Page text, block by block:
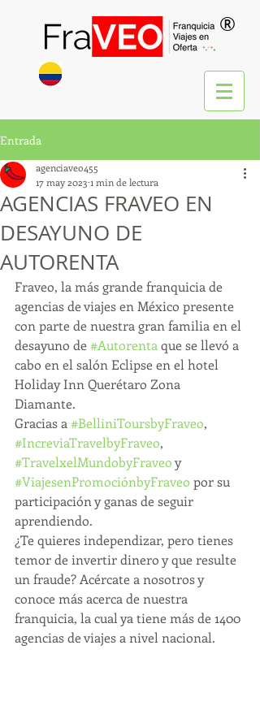
®
Entrada
AGENCIAS FRAVEO EN
DESAYUNO DE
AUTORENTA
agenciaveo455
17 may 2023 1 min de lectura
Fraveo, la más grande franquicia de
agencias de viajes en México presente
con parte de nuestra gran familia en el
desayuno de #Autorenta que se llevó a
cabo en el salón Eclipse en el hotel
Holiday Inn Querétaro Zona
Diamante.
Gracias a #BelliniToursbyFraveo,
#IncreviaTravelbyFraveo,
#TravelxelMundobyFraveo y
#ViajesenPromociónbyFraveo por su
participación y ganas de seguir
aprendiendo.
¿Te quieres independizar, pero tienes
temor de invertir dinero y que resulte
un fraude? Acércate a nosotros y
conoce más acerca de nuestra
franquicia, la cual ya tiene más de 1400
agencias de viajes a nivel nacional.